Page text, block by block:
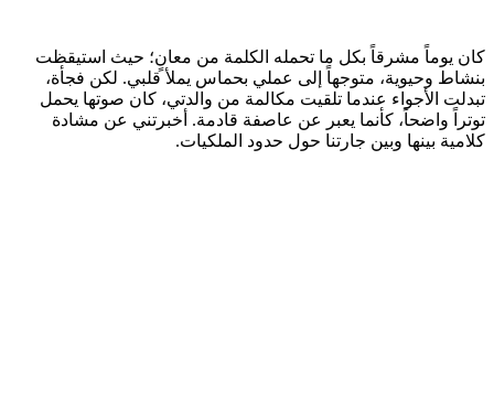
كان يوماً مشرقاً بكل ما تحمله الكلمة من معانٍ؛ حيث استيقظت
بنشاط وحيوية، متوجهاً إلى عملي بحماس يملأ قلبي. لكن فجأة،
تبدلت الأجواء عندما تلقيت مكالمة من والدتي، كان صوتها يحمل
توتراً واضحاً، كأنما يعبر عن عاصفة قادمة. أخبرتني عن مشادة
كلامية بينها وبين جارتنا حول حدود الملكيات.